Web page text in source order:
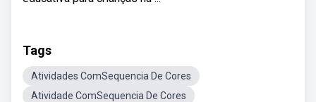
Tags
Atividades ComSequencia De Cores
Atividade ComSequencia De Cores